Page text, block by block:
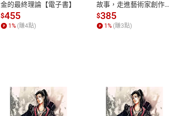
金的最終理論【電子書】
$455
1 % (賺4點)
故事，走進藝術家創作現
場，看藝術如何誕生、如
何形塑人類生活【電子
書】
$385
1 % (賺3點)